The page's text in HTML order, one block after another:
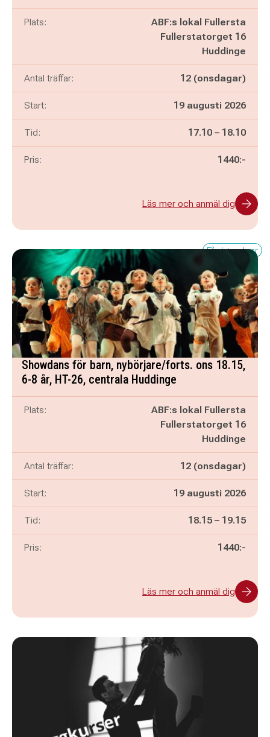
Plats:
ABF:s lokal Fullersta
Fullerstatorget 16
Huddinge
Antal träffar: 12 (onsdagar)
Start: 19 augusti 2026
Tid: Pågår mellan
17.10 – och
18.10
Pris: 1440:-
Läs mer och anmäl dig
Få platser kvar
Showdans för barn, nybörjare/forts. ons 18.15,
6-8 år, HT-26, centrala Huddinge
Plats:
ABF:s lokal Fullersta
Fullerstatorget 16
Huddinge
Antal träffar: 12 (onsdagar)
Start: 19 augusti 2026
Tid: Pågår mellan
18.15 – och
19.15
Pris: 1440:-
Läs mer och anmäl dig